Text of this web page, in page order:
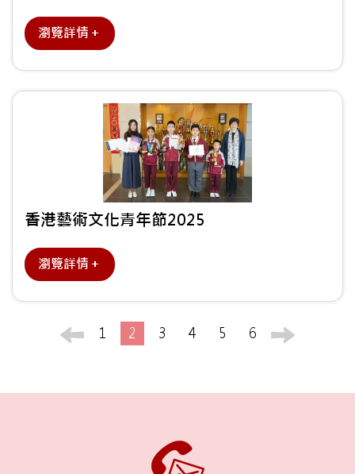
瀏覽詳情＋
香港藝術文化青年節2025
瀏覽詳情＋
1 2 3 4 5 6